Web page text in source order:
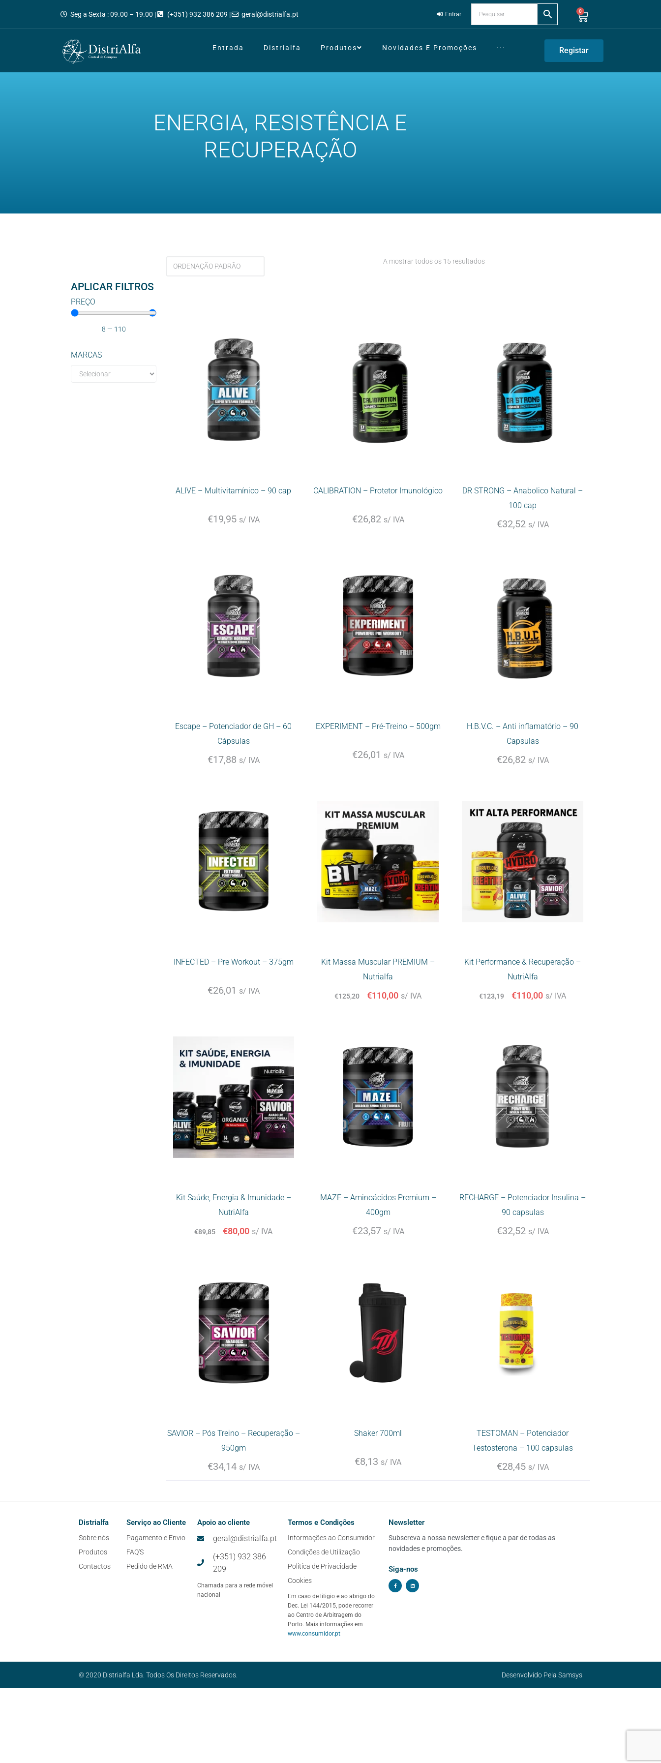
Seg a Sexta : 09.00 – 19.00 | (+351) 932 386 209 | geral@distrialfa.pt Entrar 0
Entrada Distrialfa Produtos Novidades E Promoções ··· Registar
ENERGIA, RESISTÊNCIA E
RECUPERAÇÃO
APLICAR FILTROS
PREÇO
8 — 110
MARCAS
A mostrar todos os 15 resultados
ALIVE – Multivitamínico – 90 cap
€19,95 s/ IVA
CALIBRATION – Protetor Imunológico
€26,82 s/ IVA
DR STRONG – Anabolico Natural –
100 cap
€32,52 s/ IVA
Escape – Potenciador de GH – 60
Cápsulas
€17,88 s/ IVA
EXPERIMENT – Pré-Treino – 500gm
€26,01 s/ IVA
H.B.V.C. – Anti inflamatório – 90
Capsulas
€26,82 s/ IVA
INFECTED – Pre Workout – 375gm
€26,01 s/ IVA
Kit Massa Muscular PREMIUM –
Nutrialfa
€125,20 €110,00 s/ IVA
Kit Performance & Recuperação –
NutriAlfa
€123,19 €110,00 s/ IVA
Kit Saúde, Energia & Imunidade –
NutriAlfa
€89,85 €80,00 s/ IVA
MAZE – Aminoácidos Premium –
400gm
€23,57 s/ IVA
RECHARGE – Potenciador Insulina –
90 capsulas
€32,52 s/ IVA
SAVIOR – Pós Treino – Recuperação –
950gm
€34,14 s/ IVA
Shaker 700ml
€8,13 s/ IVA
TESTOMAN – Potenciador
Testosterona – 100 capsulas
€28,45 s/ IVA
Distrialfa
Sobre nós
Produtos
Contactos
Serviço ao Cliente
Pagamento e Envio
FAQ'S
Pedido de RMA
Apoio ao cliente
geral@distrialfa.pt
(+351) 932 386
209
Chamada para a rede móvel
nacional
Termos e Condições
Informações ao Consumidor
Condições de Utilização
Politíca de Privacidade
Cookies
Em caso de litigio e ao abrigo do
Dec. Lei 144/2015, pode recorrer
ao Centro de Arbitragem do
Porto. Mais informações em
www.consumidor.pt
Newsletter
Subscreva a nossa newsletter e fique a par de todas as
novidades e promoções.
Siga-nos
© 2020 Distrialfa Lda. Todos Os Direitos Reservados. Desenvolvido Pela Samsys